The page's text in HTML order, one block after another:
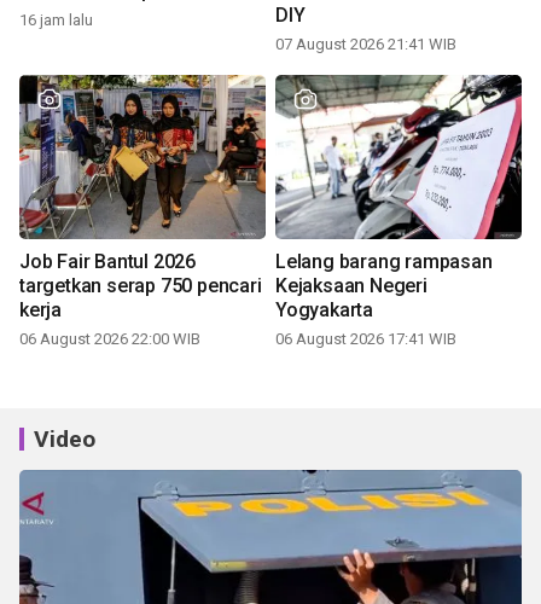
16 jam lalu
DIY
07 August 2026 21:41 WIB
Job Fair Bantul 2026
targetkan serap 750 pencari
kerja
06 August 2026 22:00 WIB
Lelang barang rampasan
Kejaksaan Negeri
Yogyakarta
06 August 2026 17:41 WIB
Video